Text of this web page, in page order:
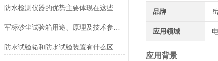
防水检测仪器的优势主要体现在这些方面！ 品牌
应用领域
应用背景